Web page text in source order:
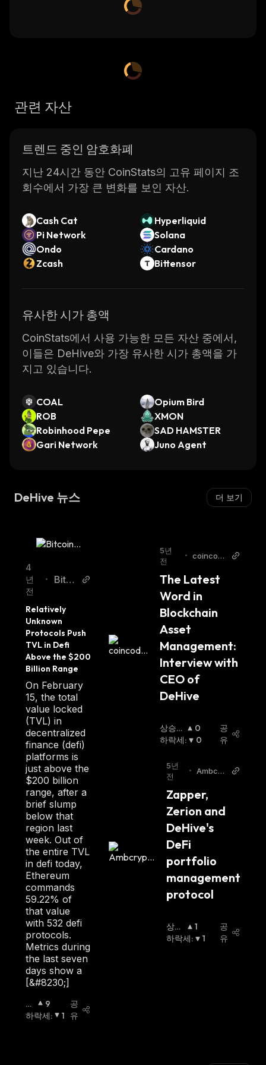
관련 자산
트렌드 중인 암호화폐
지난 24시간 동안 CoinStats의 고유 페이지 조
회수에서 가장 큰 변화를 보인 자산.
Cash Cat
Hyperliquid
Pi Network
Solana
Ondo
Cardano
Zcash
Bittensor
유사한 시가 총액
CoinStats에서 사용 가능한 모든 자산 중에서,
이들은 DeHive와 가장 유사한 시가 총액을 가
지고 있습니다.
COAL
Opium Bird
ROB
XMON
Robinhood Pepe
SAD HAMSTER
Gari Network
Juno Agent
DeHive 뉴스 더 보기
4
년
전
•
Bitco
m
Relatively
Unknown
Protocols Push
TVL in Defi
Above the $200
Billion Range
On February
15, the total
value locked
(TVL) in
decentralized
finance (defi)
platforms is
just above the
$200 billion
range, after a
brief slump
below that
region last
week. Out of
the entire TVL
in defi today,
Ethereum
commands
59.22% of
that value
with 532 defi
protocols.
Metrics during
the last seven
days show a
[&#8230;]
상
승
9
하락세: 1
공
유
5년
전
•
coincod
The Latest
Word in
Blockchain
Asset
Management:
Interview with
CEO of
DeHive
상승세
:
0
하락세: 0
공
유
5년
전
•
Ambcry
Zapper,
Zerion and
DeHive's
DeFi
portfolio
management
protocol
상승
세:
1
하락세: 1
공
유